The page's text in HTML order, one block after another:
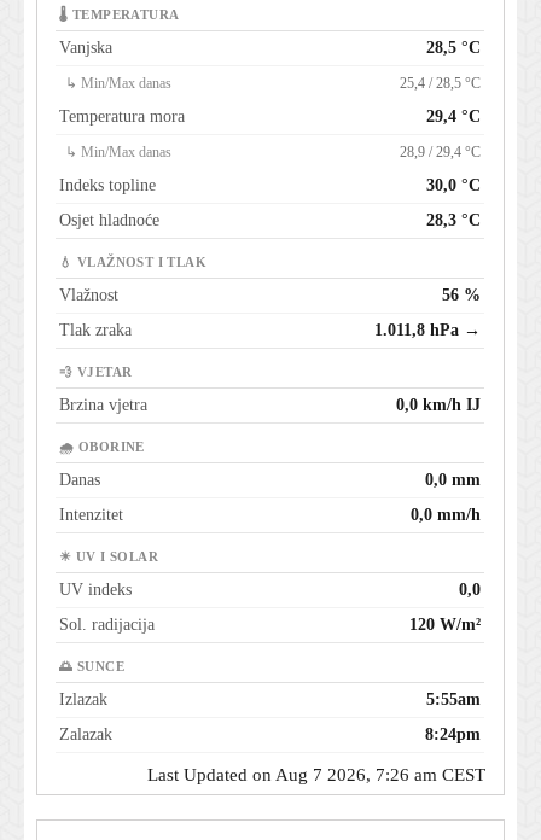
🌡 TEMPERATURA
Vanjska 28,5 °C
↳ Min/Max danas 25,4 / 28,5 °C
Temperatura mora 29,4 °C
↳ Min/Max danas 28,9 / 29,4 °C
Indeks topline
30,0 °C
Osjet hladnoće
28,3 °C
💧 VLAŽNOST I TLAK
Vlažnost
56 %
Tlak zraka
1.011,8 hPa →
💨 VJETAR
Brzina vjetra 0,0 km/h IJ
🌧 OBORINE
Danas
0,0 mm
Intenzitet
0,0 mm/h
☀ UV I SOLAR
UV indeks
0,0
Sol. radijacija
120 W/m²
🌅 SUNCE
Izlazak
5:55am
Zalazak
8:24pm
Last Updated on Aug 7 2026, 7:26 am CEST